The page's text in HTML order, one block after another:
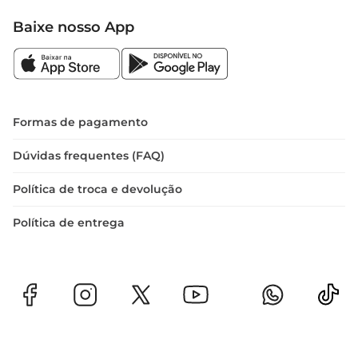
Baixe nosso App
Formas de pagamento
Dúvidas frequentes (FAQ)
Política de troca e devolução
Política de entrega